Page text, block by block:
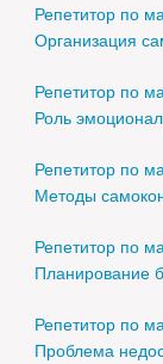
Репетитор по
Организация
Репетитор по
Роль
Репетитор по
Методы
Репетитор по
Планирование
Репетитор по
Проблема